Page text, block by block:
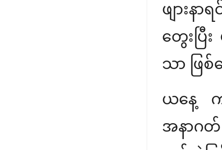
ဖျားန
တွေးပြီ
သာ ဖြစ်
ယနေ့ က
အနာဂ